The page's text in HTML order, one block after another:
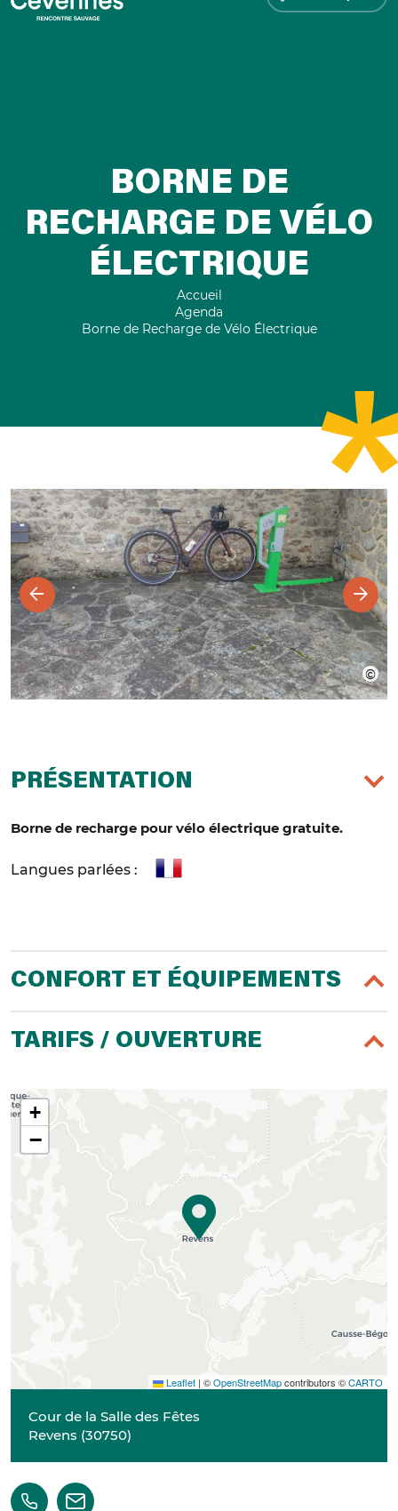
BORNE DE
RECHARGE DE VÉLO
ÉLECTRIQUE
Accueil
Agenda
Borne de Recharge de Vélo Électrique
PRÉSENTATION
Borne de recharge pour vélo électrique gratuite.
Langues parlées :
CONFORT ET ÉQUIPEMENTS
TARIFS / OUVERTURE
+
−
Leaflet | ©OpenStreetMapcontributors ©CARTO
Cour de la Salle des Fêtes
Revens (30750)